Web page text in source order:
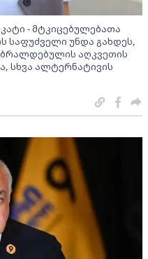
- მტკიცებულებათა
საფუძველი უნდა გახდეს,
ბრალდებულის აღკვეთის
სხვა ალტერნატივის